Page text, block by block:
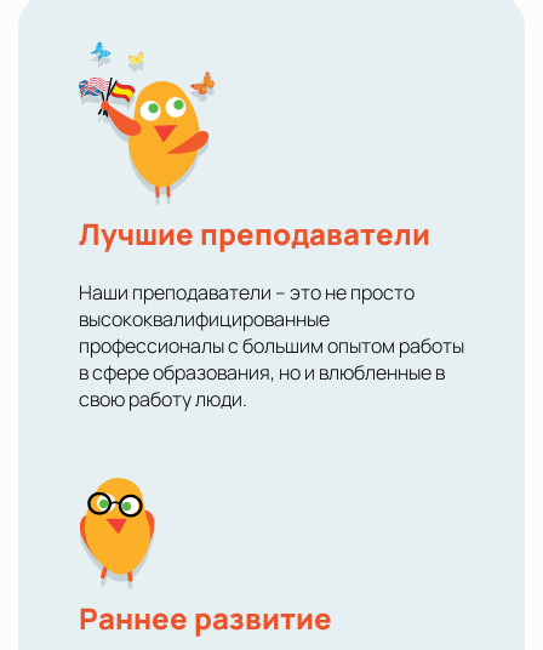
Лучшие преподаватели
Наши преподаватели – это не просто
высококвалифицированные
профессионалы с большим опытом работы
в сфере образования, но и влюбленные в
свою работу люди.
Раннее развитие